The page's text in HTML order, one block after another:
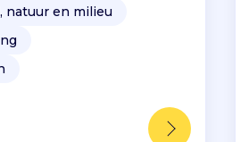
natuur en milieu